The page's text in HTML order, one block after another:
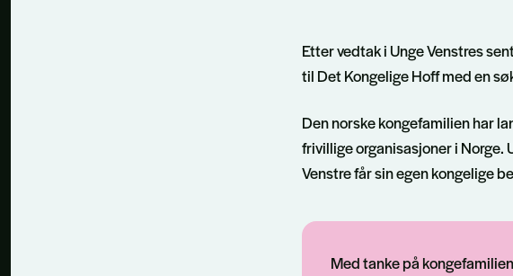
Etter vedtak i Unge Venstres
til Det Kongelige Hoff med en
Den norske kongefamilien har
frivillige organisasjoner i Norge.
Venstre får sin egen kongelige
Med tanke på